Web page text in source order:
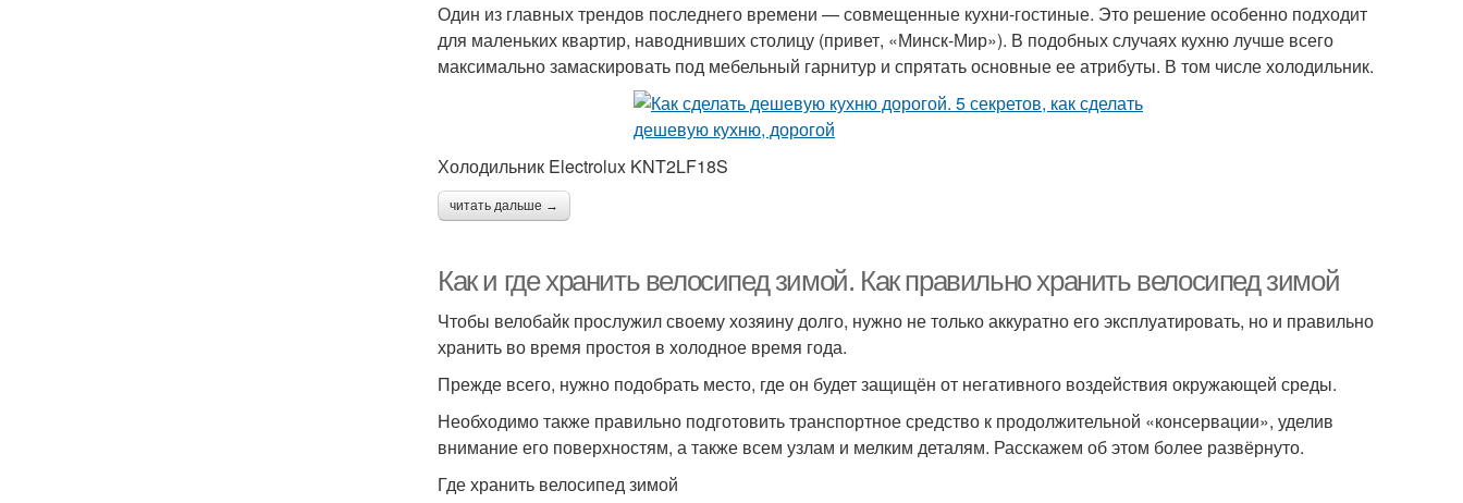
Один из главных трендов последнего времени — совмещенные кухни-гостиные. Это решение особенно подходит
для маленьких квартир, наводнивших столицу (привет, «Минск-Мир»). В подобных случаях кухню лучше всего
максимально замаскировать под мебельный гарнитур и спрятать основные ее атрибуты. В том числе холодильник.
Холодильник Electrolux KNT2LF18S
читать дальше →
Как и где хранить велосипед зимой. Как правильно хранить велосипед зимой
Чтобы велобайк прослужил своему хозяину долго, нужно не только аккуратно его эксплуатировать, но и правильно
хранить во время простоя в холодное время года.
Прежде всего, нужно подобрать место, где он будет защищён от негативного воздействия окружающей среды.
Необходимо также правильно подготовить транспортное средство к продолжительной «консервации», уделив
внимание его поверхностям, а также всем узлам и мелким деталям. Расскажем об этом более развёрнуто.
Где хранить велосипед зимой